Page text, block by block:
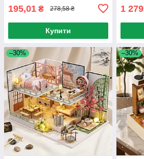
195,01 ₴ 278,58 ₴
Купити
1 279
–30% –30%